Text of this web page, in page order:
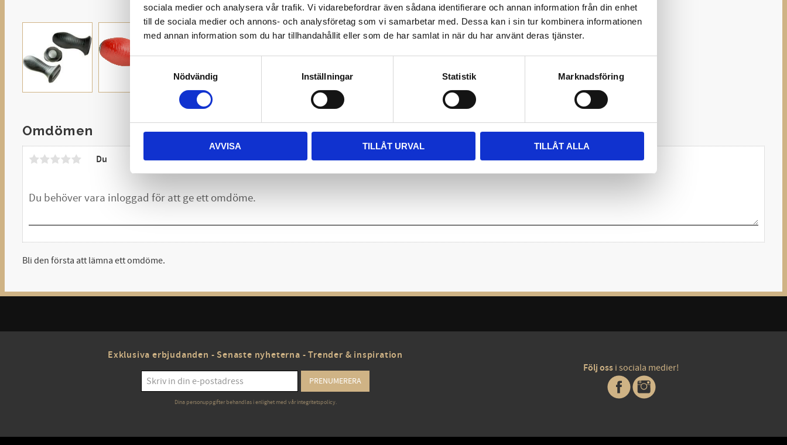
sociala medier och analysera vår trafik. Vi vidarebefordrar även sådana identifierare och annan information från din enhet
till de sociala medier och annons- och analysföretag som vi samarbetar med. Dessa kan i sin tur kombinera informationen
med annan information som du har tillhandahållit eller som de har samlat in när du har använt deras tjänster.
Nödvändig
Inställningar Statistik Marknadsföring
AVVISA TILLÅT URVAL TILLÅT ALLA
Rutnätsvy
Listvy Facebook
Omdömen
Du
Bli den första att lämna ett omdöme.
Exklusiva erbjudanden - Senaste nyheterna - Trender & inspiration
PRENUMERERA
Dina personuppgifter behandlas i enlighet med vårintegritetspolicy.
Följ oss i sociala medier!